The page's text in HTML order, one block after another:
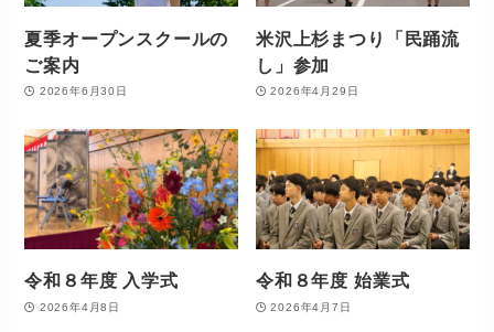
夏季オープンスクールの
ご案内
2026年6月30日
米沢上杉まつり「民踊流
し」参加
2026年4月29日
令和８年度 入学式
2026年4月8日
令和８年度 始業式
2026年4月7日